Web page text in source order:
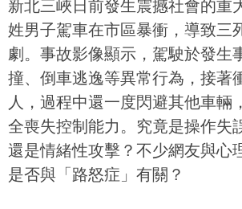
新北三峽日前發生震撼社會的重
姓男子駕車在市區暴衝，導致三
劇。事故影像顯示，駕駛於發生
撞、倒車逃逸等異常行為，接著
人，過程中還一度閃避其他車輛
全喪失控制能力。究竟是操作失
還是情緒性攻擊？不少網友與心
是否與「路怒症」有關？